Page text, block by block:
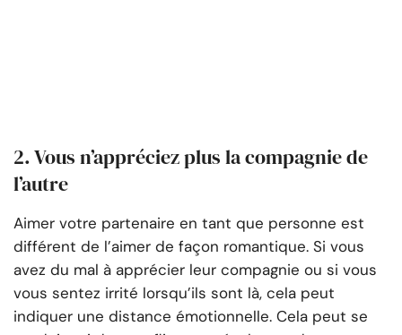
2. Vous n’appréciez plus la compagnie de
l’autre
Aimer votre partenaire en tant que personne est
différent de l’aimer de façon romantique. Si vous
avez du mal à apprécier leur compagnie ou si vous
vous sentez irrité lorsqu’ils sont là, cela peut
indiquer une distance émotionnelle. Cela peut se